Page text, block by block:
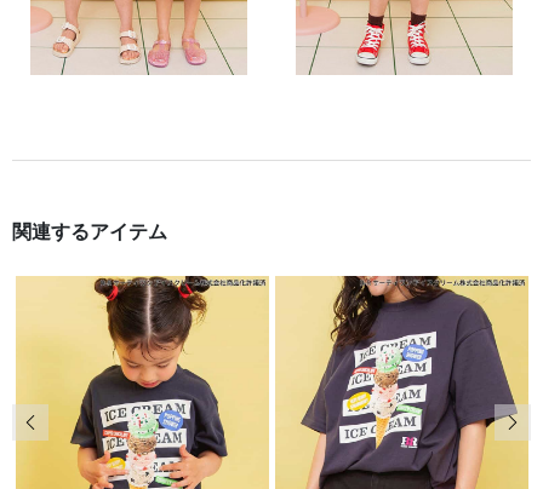
関連するアイテム
前の画像 次